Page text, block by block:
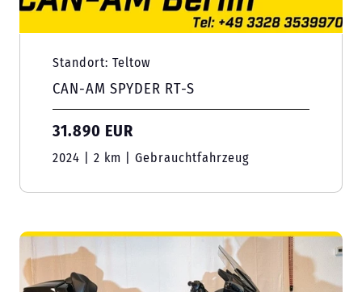
Standort: Teltow
CAN-AM SPYDER RT-S
31.890 EUR
2024 | 2 km | Gebrauchtfahrzeug